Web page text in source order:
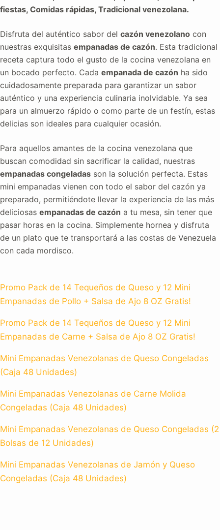
fiestas, Comidas rápidas, Tradicional venezolana.
Disfruta del auténtico sabor del cazón venezolano con
nuestras exquisitas empanadas de cazón. Esta tradicional
receta captura todo el gusto de la cocina venezolana en
un bocado perfecto. Cada empanada de cazón ha sido
cuidadosamente preparada para garantizar un sabor
auténtico y una experiencia culinaria inolvidable. Ya sea
para un almuerzo rápido o como parte de un festín, estas
delicias son ideales para cualquier ocasión.
Para aquellos amantes de la cocina venezolana que
buscan comodidad sin sacrificar la calidad, nuestras
empanadas congeladas son la solución perfecta. Estas
mini empanadas vienen con todo el sabor del cazón ya
preparado, permitiéndote llevar la experiencia de las más
deliciosas empanadas de cazón a tu mesa, sin tener que
pasar horas en la cocina. Simplemente hornea y disfruta
de un plato que te transportará a las costas de Venezuela
con cada mordisco.
Promo Pack de 14 Tequeños de Queso y 12 Mini
Empanadas de Pollo + Salsa de Ajo 8 OZ Gratis!
Promo Pack de 14 Tequeños de Queso y 12 Mini
Empanadas de Carne + Salsa de Ajo 8 OZ Gratis!
Mini Empanadas Venezolanas de Queso Congeladas
(Caja 48 Unidades)
Mini Empanadas Venezolanas de Carne Molida
Congeladas (Caja 48 Unidades)
Mini Empanadas Venezolanas de Queso Congeladas (2
Bolsas de 12 Unidades)
Mini Empanadas Venezolanas de Jamón y Queso
Congeladas (Caja 48 Unidades)